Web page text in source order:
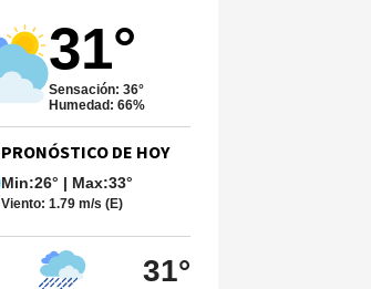
31°
Sensación: 36°
Humedad: 66%
PRONÓSTICO DE HOY
Min:26° | Max:33°
Viento: 1.79 m/s (E)
31°